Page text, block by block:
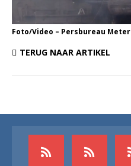
Foto/Video – Persbureau Meter
TERUG NAAR ARTIKEL